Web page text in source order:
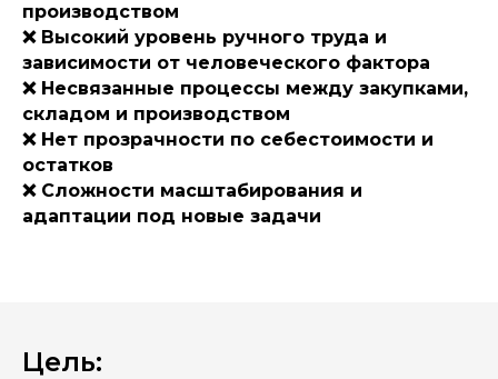
производством
❌ Высокий уровень ручного труда и
зависимости от человеческого фактора
❌ Несвязанные процессы между закупками,
складом и производством
❌ Нет прозрачности по себестоимости и
остатков
❌ Сложности масштабирования и
адаптации под новые задачи
Цель: